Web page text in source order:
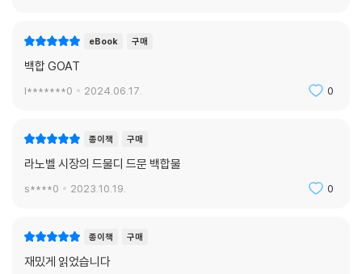
eBook 구매
백합 GOAT
l*******0 2024.06.17. 0
종이책 구매
라노벨 시장의 드물디 드문 백합물
s****0 2023.10.19. 0
종이책 구매
재밌게 읽었습니다